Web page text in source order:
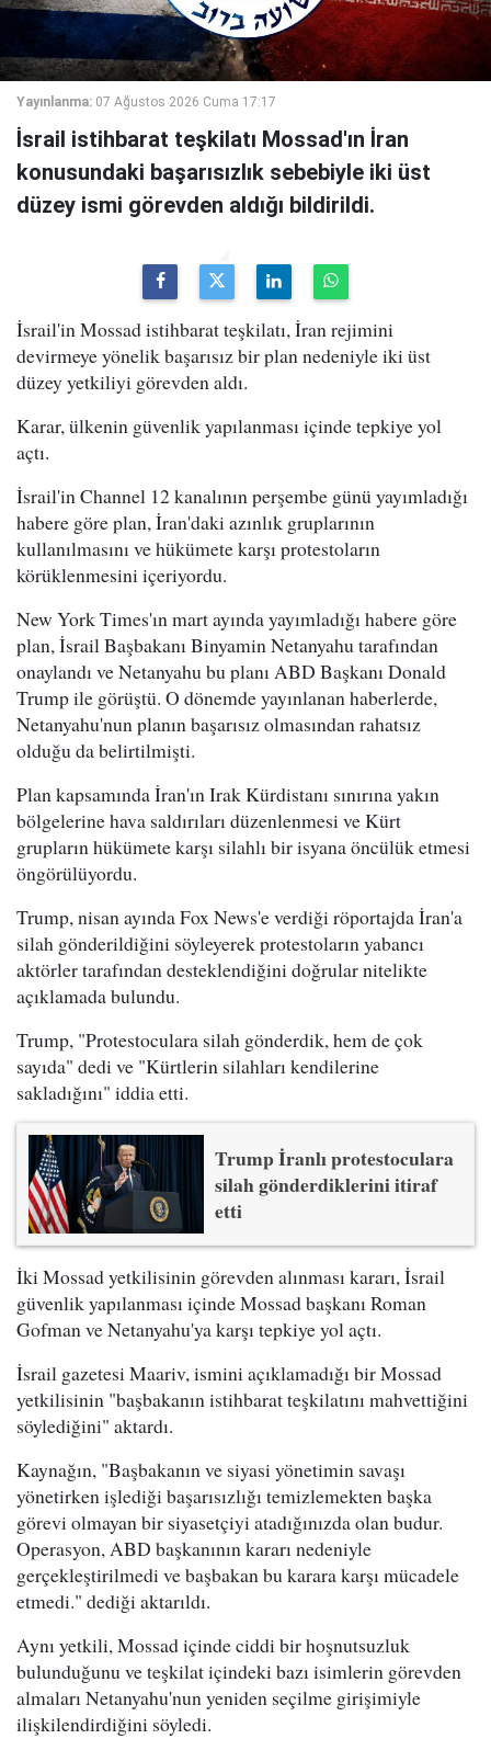
Yayınlanma: 07 Ağustos 2026 Cuma 17:17
İsrail istihbarat teşkilatı Mossad'ın İran
konusundaki başarısızlık sebebiyle iki üst
düzey ismi görevden aldığı bildirildi.
İsrail'in Mossad istihbarat teşkilatı, İran rejimini
devirmeye yönelik başarısız bir plan nedeniyle iki üst
düzey yetkiliyi görevden aldı.
Karar, ülkenin güvenlik yapılanması içinde tepkiye yol
açtı.
İsrail'in Channel 12 kanalının perşembe günü yayımladığı
habere göre plan, İran'daki azınlık gruplarının
kullanılmasını ve hükümete karşı protestoların
körüklenmesini içeriyordu.
New York Times'ın mart ayında yayımladığı habere göre
plan, İsrail Başbakanı Binyamin Netanyahu tarafından
onaylandı ve Netanyahu bu planı ABD Başkanı Donald
Trump ile görüştü. O dönemde yayınlanan haberlerde,
Netanyahu'nun planın başarısız olmasından rahatsız
olduğu da belirtilmişti.
Plan kapsamında İran'ın Irak Kürdistanı sınırına yakın
bölgelerine hava saldırıları düzenlenmesi ve Kürt
grupların hükümete karşı silahlı bir isyana öncülük etmesi
öngörülüyordu.
Trump, nisan ayında Fox News'e verdiği röportajda İran'a
silah gönderildiğini söyleyerek protestoların yabancı
aktörler tarafından desteklendiğini doğrular nitelikte
açıklamada bulundu.
Trump, "Protestoculara silah gönderdik, hem de çok
sayıda" dedi ve "Kürtlerin silahları kendilerine
sakladığını" iddia etti.
Trump İranlı protestoculara
silah gönderdiklerini itiraf
etti
İki Mossad yetkilisinin görevden alınması kararı, İsrail
güvenlik yapılanması içinde Mossad başkanı Roman
Gofman ve Netanyahu'ya karşı tepkiye yol açtı.
İsrail gazetesi Maariv, ismini açıklamadığı bir Mossad
yetkilisinin "başbakanın istihbarat teşkilatını mahvettiğini
söylediğini" aktardı.
Kaynağın, "Başbakanın ve siyasi yönetimin savaşı
yönetirken işlediği başarısızlığı temizlemekten başka
görevi olmayan bir siyasetçiyi atadığınızda olan budur.
Operasyon, ABD başkanının kararı nedeniyle
gerçekleştirilmedi ve başbakan bu karara karşı mücadele
etmedi." dediği aktarıldı.
Aynı yetkili, Mossad içinde ciddi bir hoşnutsuzluk
bulunduğunu ve teşkilat içindeki bazı isimlerin görevden
almaları Netanyahu'nun yeniden seçilme girişimiyle
ilişkilendirdiğini söyledi.